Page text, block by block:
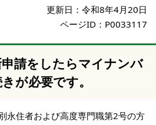
更新日： 令和8年4月20日
ページID：P0033117
請をしたらマイナンバ
が必要です。
永住者および高度専門職第2号の方